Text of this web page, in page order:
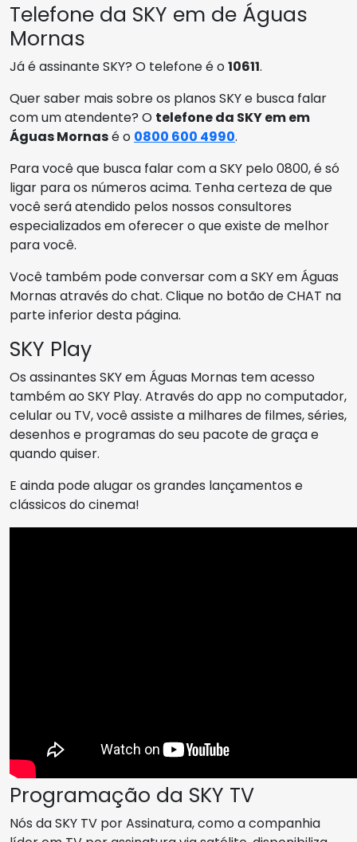
Telefone da SKY em de Águas
Mornas
Já é assinante SKY? O telefone é o10611.
Quer saber mais sobre os planos SKY e busca falar
com um atendente? O telefone da SKY em em
Águas Mornasé o 0800 600 4990.
Para você que busca falar com a SKY pelo 0800, é só
ligar para os números acima. Tenha certeza de que
você será atendido pelos nossos consultores
especializados em oferecer o que existe de melhor
para você.
Você também pode conversar com a SKY em Águas
Mornas através do chat. Clique no botão de CHAT na
parte inferior desta página.
SKY Play
Os assinantes SKY em Águas Mornas tem acesso
também ao SKY Play. Através do app no computador,
celular ou TV, você assiste a milhares de filmes, séries,
desenhos e programas do seu pacote de graça e
quando quiser.
E ainda pode alugar os grandes lançamentos e
clássicos do cinema!
Programação da SKY TV
Nós da SKY TV por Assinatura, como a companhia